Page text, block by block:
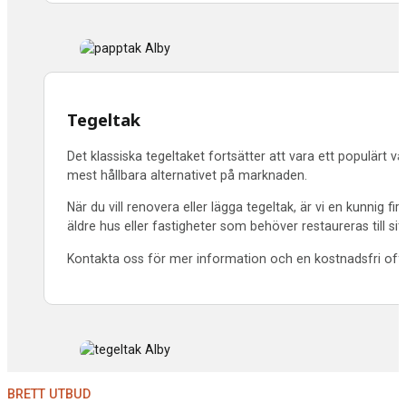
Tegeltak
Det klassiska tegeltaket fortsätter att vara ett populärt
mest hållbara alternativet på marknaden.
När du vill renovera eller lägga tegeltak, är vi en kunnig
äldre hus eller fastigheter som behöver restaureras till
Kontakta oss för mer information och en kostnadsfri
BRETT UTBUD